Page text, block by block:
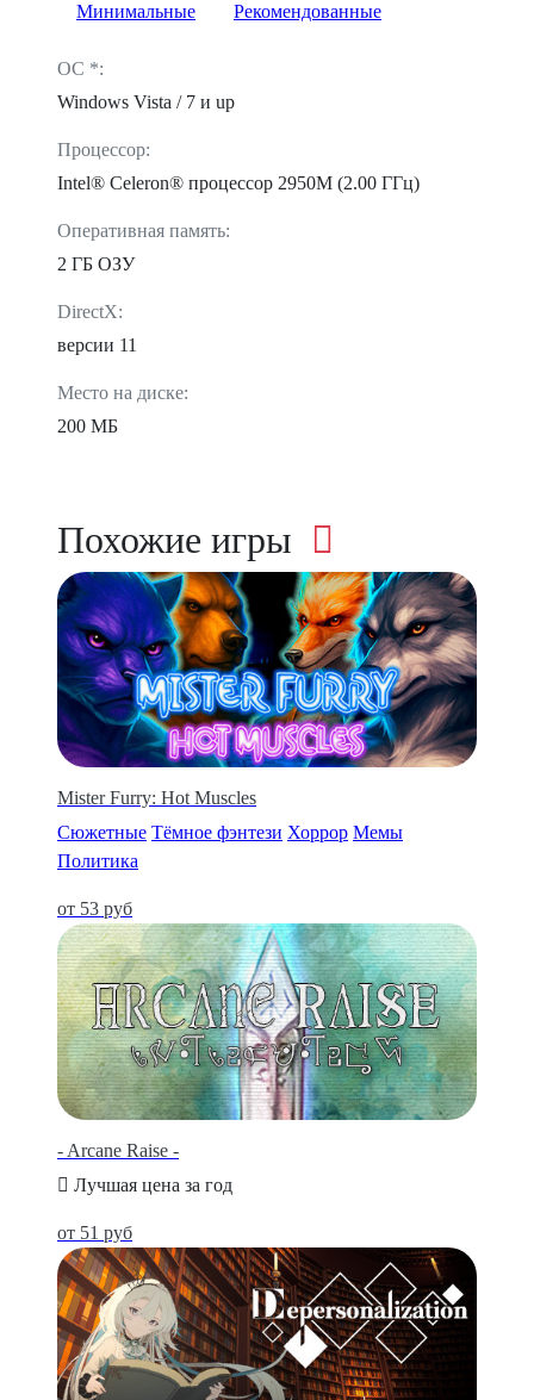
Минимальные Рекомендованные
ОС *:
Windows Vista / 7 и up
Процессор:
Intel® Celeron® процессор 2950M (2.00 ГГц)
Оперативная память:
2 ГБ ОЗУ
DirectX:
версии 11
Место на диске:
200 МБ
Похожие игры
Mister Furry: Hot Muscles
Сюжетные Тёмное фэнтези Хоррор Мемы
Политика
от 53 руб
- Arcane Raise -
Лучшая цена за год
от 51 руб